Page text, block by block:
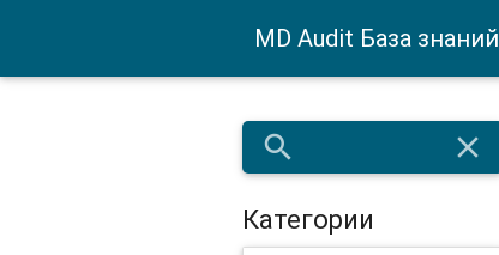
MD Audit База знаний
search close
Категории